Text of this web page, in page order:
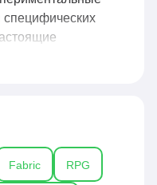
нестандартный
или полностью
Fabric RPG